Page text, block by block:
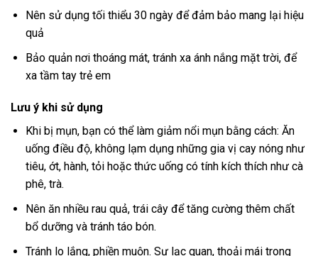
Nên sử dụng tối thiểu 30 ngày để đảm bảo mang lại hiệu
quả
Bảo quản nơi thoáng mát, tránh xa ánh nắng mặt trời, để
xa tầm tay trẻ em
Lưu ý khi sử dụng
Khi bị mụn, bạn có thể làm giảm nổi mụn bằng cách: Ăn
uống điều độ, không lạm dụng những gia vị cay nóng như
tiêu, ớt, hành, tỏi hoặc thức uống có tính kích thích như cà
phê, trà.
Nên ăn nhiều rau quả, trái cây để tăng cường thêm chất
bổ dưỡng và tránh táo bón.
Tránh lo lắng, phiền muộn. Sự lạc quan, thoải mái trong